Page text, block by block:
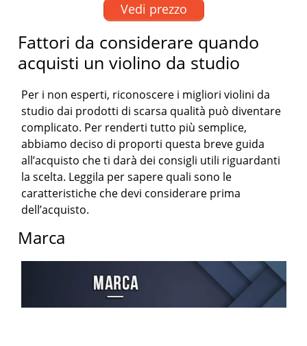
Vedi prezzo
Fattori da considerare quando
acquisti un violino da studio
Per i non esperti, riconoscere i migliori violini da
studio dai prodotti di scarsa qualità può diventare
complicato. Per renderti tutto più semplice,
abbiamo deciso di proporti questa breve guida
all’acquisto che ti darà dei consigli utili riguardanti
la scelta. Leggila per sapere quali sono le
caratteristiche che devi considerare prima
dell’acquisto.
Marca